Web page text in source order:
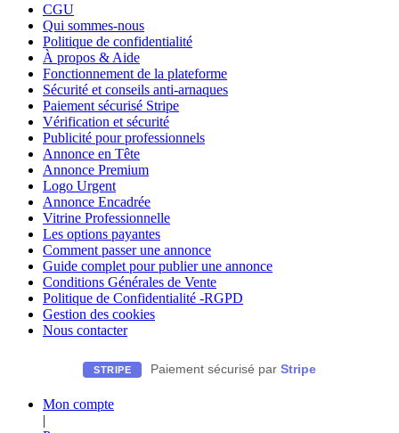
CGU
Qui sommes-nous
Politique de confidentialité
À propos & Aide
Fonctionnement de la plateforme
Sécurité et conseils anti-arnaques
Paiement sécurisé Stripe
Vérification et sécurité
Publicité pour professionnels
Annonce en Tête
Annonce Premium
Logo Urgent
Annonce Encadrée
Vitrine Professionnelle
Les options payantes
Comment passer une annonce
Guide complet pour publier une annonce
Conditions Générales de Vente
Politique de Confidentialité -RGPD
Gestion des cookies
Nous contacter
STRIPE Paiement sécurisé par Stripe
Mon compte
|